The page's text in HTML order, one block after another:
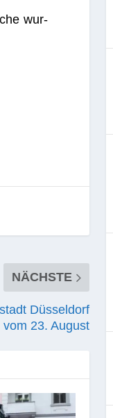
wur­
NÄCHSTE
Düsseldorf
23. August